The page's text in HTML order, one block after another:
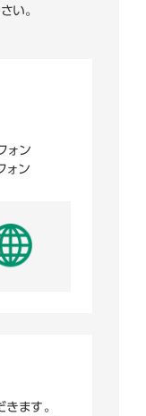
い。
ォン
ォン
ます。